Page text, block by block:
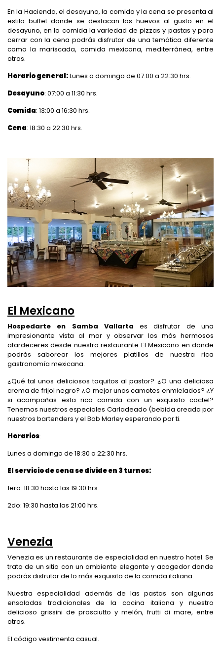
En la Hacienda, el desayuno, la comida y la cena se presenta al
estilo buffet donde se destacan los huevos al gusto en el
desayuno, en la comida la variedad de pizzas y pastas y para
cerrar con la cena podrás disfrutar de una temática diferente
como la mariscada, comida mexicana, mediterránea, entre
otras.
Horario general:Lunes a domingo de 07:00 a 22:30 hrs.
Desayuno: 07:00 a 11:30 hrs.
Comida: 13:00 a 16:30 hrs.
Cena: 18:30 a 22:30 hrs.
El Mexicano
Hospedarte en Samba Vallarta es disfrutar de una
impresionante vista al mar y observar los más hermosos
atardeceres desde nuestro restaurante El Mexicano en donde
podrás saborear los mejores platillos de nuestra rica
gastronomía mexicana.
¿Qué tal unos deliciosos taquitos al pastor? ¿O una deliciosa
crema de frijol negro? ¿O mejor unos camotes enmielados? ¿Y
si acompañas esta rica comida con un exquisito coctel?
Tenemos nuestros especiales Carladeado (bebida creada por
nuestros bartenders y el Bob Marley esperando por ti.
Horarios:
Lunes a domingo de 18:30 a 22:30 hrs.
El servicio de cena se divide en 3 turnos:
1ero: 18:30 hasta las 19:30 hrs.
2do: 19:30 hasta las 21:00 hrs.
Venezia
Venezia es un restaurante de especialidad en nuestro hotel. Se
trata de un sitio con un ambiente elegante y acogedor donde
podrás disfrutar de lo más exquisito de la comida italiana.
Nuestra especialidad además de las pastas son algunas
ensaladas tradicionales de la cocina italiana y nuestro
delicioso grissini de prosciutto y melón, frutti di mare, entre
otros.
El código vestimenta casual.